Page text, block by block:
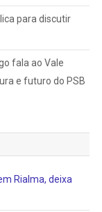
para discutir
fala ao Vale
e futuro do PSB
Rialma, deixa